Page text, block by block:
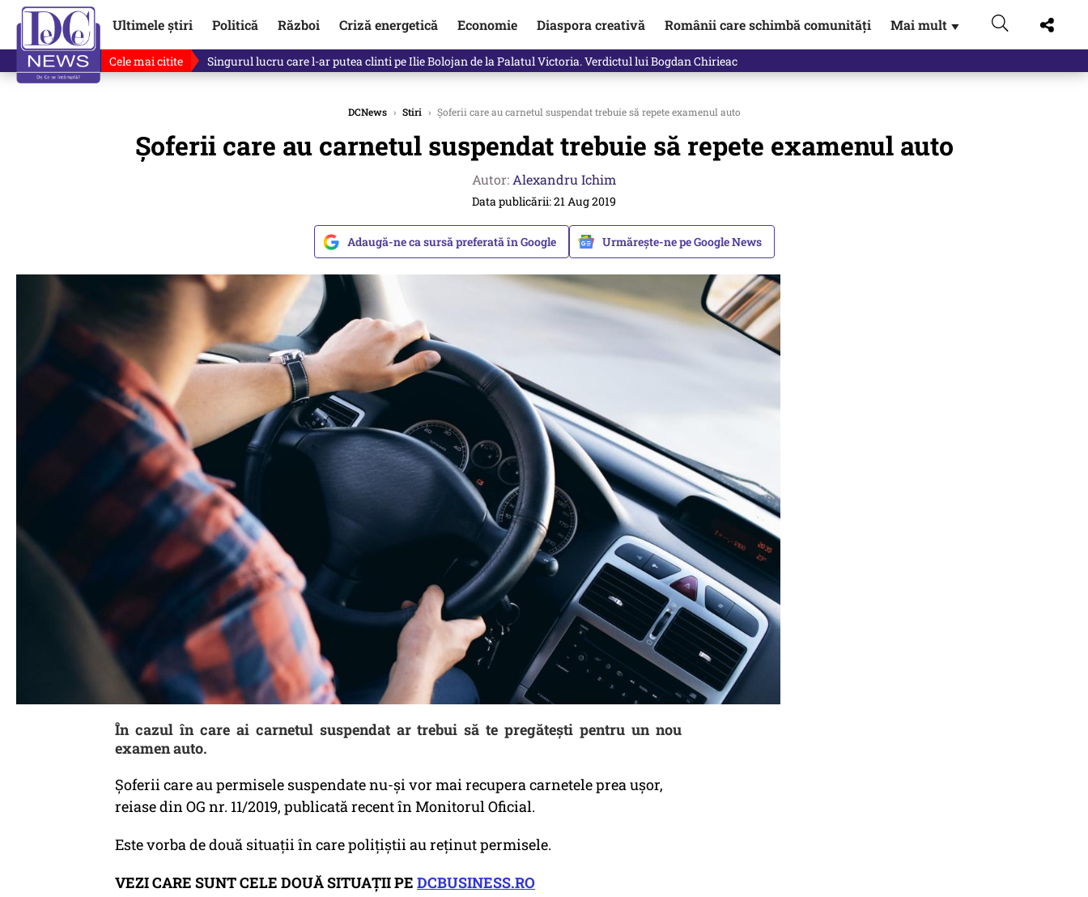
Ultimele știri Politică Război Criză energetică Economie Diaspora creativă Românii care schimbă comunități Mai mult ▼
Cele mai citite Ce se întâmplă cu primul buletin electronic, decizia luată astăzi de Guvern pentru toți românii
DCNews › Stiri › Șoferii care au carnetul suspendat trebuie să repete examenul auto
Șoferii care au carnetul suspendat trebuie să repete examenul auto
Autor: Alexandru Ichim
Data publicării: 21 Aug 2019
Adaugă-ne ca sursă preferată în Google Urmărește-ne pe Google News
În cazul în care ai carnetul suspendat ar trebui să te pregătești pentru un nou
examen auto.
Șoferii care au permisele suspendate nu-și vor mai recupera carnetele prea ușor,
reiase din OG nr. 11/2019, publicată recent în Monitorul Oficial.
Este vorba de două situații în care polițiștii au reținut permisele.
VEZI CARE SUNT CELE DOUĂ SITUAȚII PE DCBUSINESS.RO